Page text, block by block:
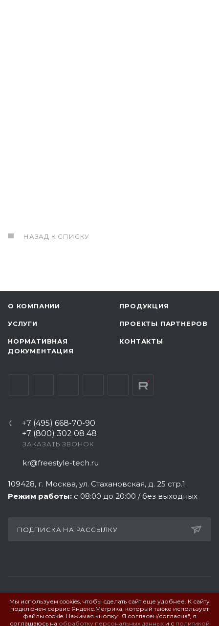
НАЗАД К СПИСКУ
О КОМПАНИИ ПРОДУКЦИЯ
УСЛУГИ ПРОЕКТЫ ПАРТНЕРОВ
НОРМАТИВНАЯ
ДОКУМЕНТАЦИЯ
КОНТАКТЫ
+7 (495) 668-70-90
+7 (800) 302 08 48
ЗАКАЗАТЬ ЗВОНОК
kr@freestyle-tech.ru
109428, г. Москва, ул. Стахановская, д. 25 стр.1
Режим работы: с 08:00 до 20:00 / без выходных
ПОДПИСКА НА РАССЫЛКУ
ПОЛИТИКА КОНФИДЕНЦИАЛЬНОСТИ
Мы используем cookies, чтобы сделать сайт еще удобнее. К сайту
подключен сервис Яндекс.Метрика, который также использует
файлы cookie. Нажимая кнопку "Я согласен/согласна", я
соглашаюсь на обработку персональных данных и с политикой